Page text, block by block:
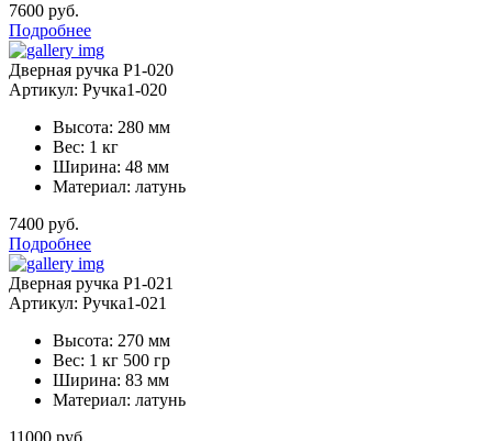
7600 руб.
Подробнее
Дверная ручка Р1-020
Артикул: Ручка1-020
Высота: 280 мм
Вес: 1 кг
Ширина: 48 мм
Материал: латунь
7400 руб.
Подробнее
Дверная ручка Р1-021
Артикул: Ручка1-021
Высота: 270 мм
Вес: 1 кг 500 гр
Ширина: 83 мм
Материал: латунь